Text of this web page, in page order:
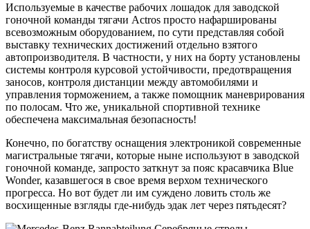
Используемые в качестве рабочих лошадок для заводской
гоночной команды тягачи Actros просто нафаршированы
всевозможным оборудованием, по сути представляя собой
выставку технических достижений отдельно взятого
автопроизводителя. В частности, у них на борту установлены
системы контроля курсовой устойчивости, предотвращения
заносов, контроля дистанции между автомобилями и
управления торможением, а также помощник маневрирования
по полосам. Что же, уникальной спортивной технике
обеспечена максимальная безопасность!
Конечно, по богатству оснащения электроникой современные
магистральные тягачи, которые ныне используют в заводской
гоночной команде, запросто заткнут за пояс красавчика Blue
Wonder, казавшегося в свое время верхом технического
прогресса. Но вот будет ли им суждено ловить столь же
восхищенные взгляды где-нибудь эдак лет через пятьдесят?